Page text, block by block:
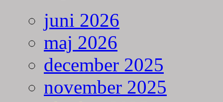
juni 2026
maj 2026
december 2025
november 2025